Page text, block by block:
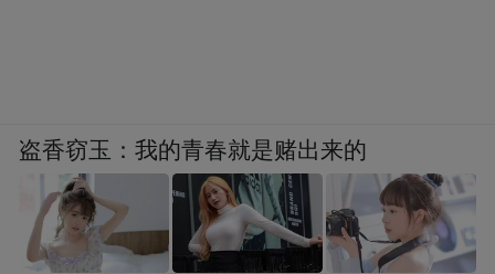
盗香窃玉：我的青春就是赌出来的